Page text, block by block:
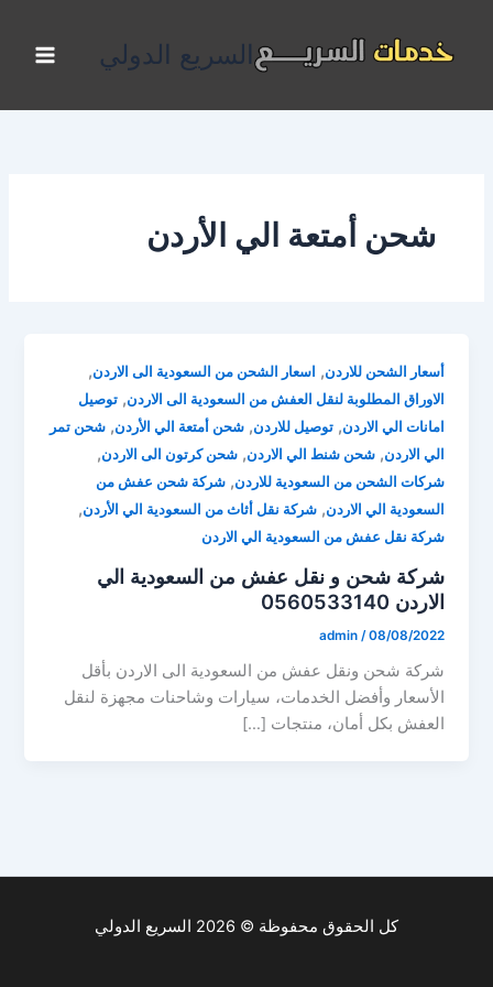
المحتوى
السريع الدولي
شحن أمتعة الي الأردن
أسعار الشحن للاردن, اسعار الشحن من السعودية الى الاردن,
الاوراق المطلوبة لنقل العفش من السعودية الى الاردن,توصيل
امانات الي الاردن,توصيل للاردن,شحن أمتعة الي الأردن,شحن تمر
الي الاردن,شحن شنط الي الاردن,شحن كرتون الى الاردن,
شركات الشحن من السعودية للاردن,شركة شحن عفش من
السعودية الي الاردن,شركة نقل أثاث من السعودية الي الأردن,
شركة نقل عفش من السعودية الي الاردن
شركة شحن و نقل عفش من السعودية الي
الاردن 0560533140
admin /08/08/2022
شركة شحن ونقل عفش من السعودية الى الاردن بأقل
الأسعار وأفضل الخدمات، سيارات وشاحنات مجهزة لنقل
العفش بكل أمان، منتجات […]
كل الحقوق محفوظة © 2026 السريع الدولي